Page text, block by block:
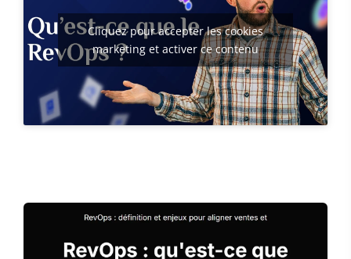
Cliquez pour accepter les cookies
marketing et activer ce contenu